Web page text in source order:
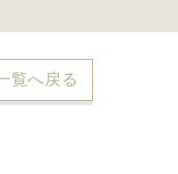
覧へ戻る